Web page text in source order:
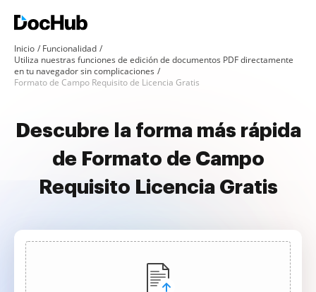
Inicio
Funcionalidad
Utiliza nuestras funciones de edición de documentos PDF directamente
en tu navegador sin complicaciones
Formato de Campo Requisito de Licencia Gratis
Descubre la forma más rápida
de Formato de Campo
Requisito Licencia Gratis